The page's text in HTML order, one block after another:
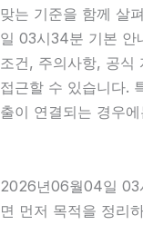
맞는 기준을 함께 살
일 03시34분 기본 안
조건, 주의사항, 공식
접근할 수 있습니다.
출이 연결되는 경우
2026년06월04일 03
면 먼저 목적을 정리